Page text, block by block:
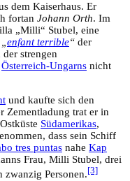
dem Kaiserhaus. Er
fortan Johann Orth. Im
„Milli“ Stubel, eine
„enfant terrible“ der
strengen
Österreich-Ungarns nicht
und kaufte sich den
Zementladung trat er in
Südamerikas,
dass sein Schiff
tres puntas nahe Kap
Frau, Milli Stubel, drei
Personen. [3]